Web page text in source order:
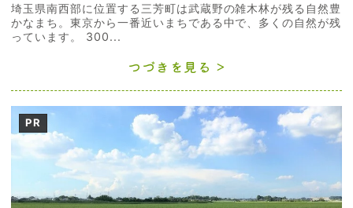
埼玉県南西部に位置する三芳町は武蔵野の雑木林が残る自然豊
かなまち。東京から一番近いまちである中で、多くの自然が残
っています。 300...
つづきを見る
PR